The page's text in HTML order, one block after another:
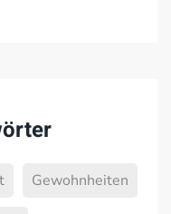
Gewohnheiten